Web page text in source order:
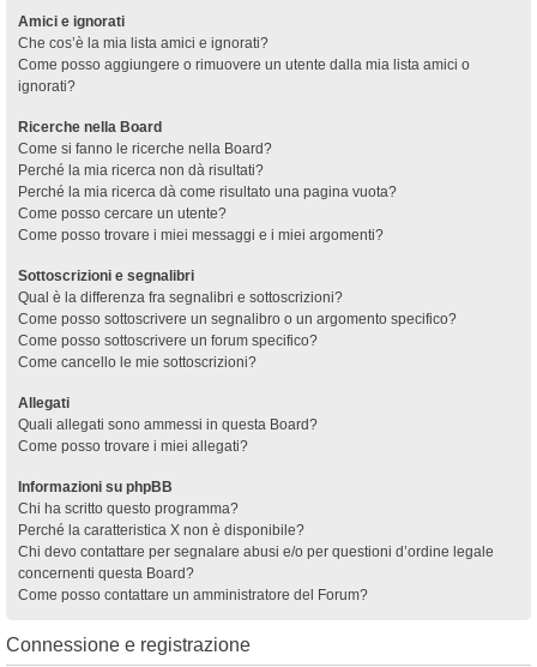
Amici e ignorati
Che cos’è la mia lista amici e ignorati?
Come posso aggiungere o rimuovere un utente dalla mia lista amici o
ignorati?
Ricerche nella Board
Come si fanno le ricerche nella Board?
Perché la mia ricerca non dà risultati?
Perché la mia ricerca dà come risultato una pagina vuota?
Come posso cercare un utente?
Come posso trovare i miei messaggi e i miei argomenti?
Sottoscrizioni e segnalibri
Qual è la differenza fra segnalibri e sottoscrizioni?
Come posso sottoscrivere un segnalibro o un argomento specifico?
Come posso sottoscrivere un forum specifico?
Come cancello le mie sottoscrizioni?
Allegati
Quali allegati sono ammessi in questa Board?
Come posso trovare i miei allegati?
Informazioni su phpBB
Chi ha scritto questo programma?
Perché la caratteristica X non è disponibile?
Chi devo contattare per segnalare abusi e/o per questioni d’ordine legale
concernenti questa Board?
Come posso contattare un amministratore del Forum?
Connessione e registrazione